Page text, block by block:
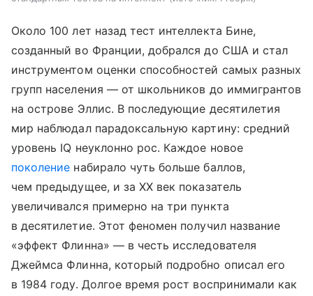
Около 100 лет назад тест интеллекта Бине,
созданный во Франции, добрался до США и стал
инструментом оценки способностей самых разных
групп населения — от школьников до иммигрантов
на острове Эллис. В последующие десятилетия
мир наблюдал парадоксальную картину: средний
уровень IQ неуклонно рос. Каждое новое
поколение набирало чуть больше баллов,
чем предыдущее, и за XX век показатель
увеличивался примерно на три пункта
в десятилетие. Этот феномен получил название
«эффект Флинна» — в честь исследователя
Джеймса Флинна, который подробно описал его
в 1984 году. Долгое время рост воспринимали как